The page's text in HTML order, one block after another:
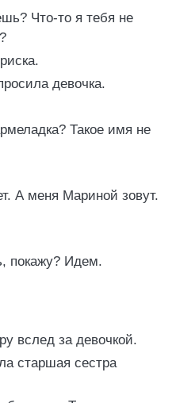
Что-то я тебя не
девочка.
Такое имя не
А меня Мариной зовут.
покажу? Идем.
вслед за девочкой.
старшая сестра